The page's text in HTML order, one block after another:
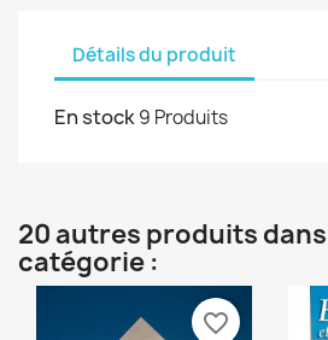
Détails du produit
En stock9 Produits
20 autres produits
catégorie :
favorite_border